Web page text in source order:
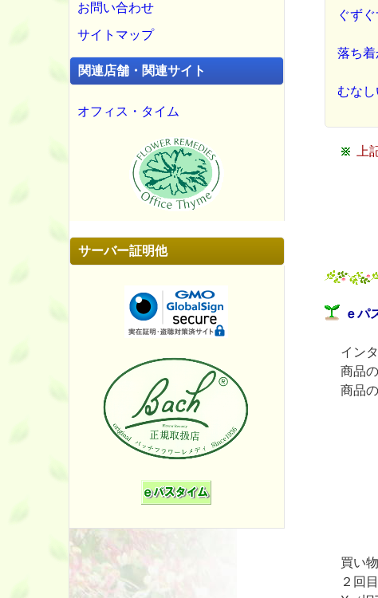
お問い合わせ
サイトマップ
関連店舗・関連サイト
オフィス・タイム
サーバー証明他
ぐず
落ち
むなし
上
ｅパ
イン
商品
商品
買い
２回